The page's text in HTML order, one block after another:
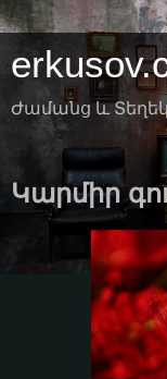
Ժամանց և
Կարմիր